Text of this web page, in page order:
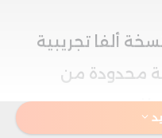
ألفا تجريبية
محدودة من